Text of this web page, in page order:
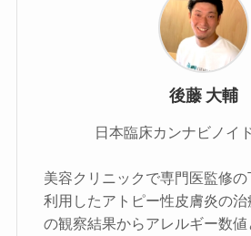
後藤 大輔
日本臨床カンナビノイ
美容クリニックで専門医監修
利用したアトピー性皮膚炎の
の観察結果からアレルギー数